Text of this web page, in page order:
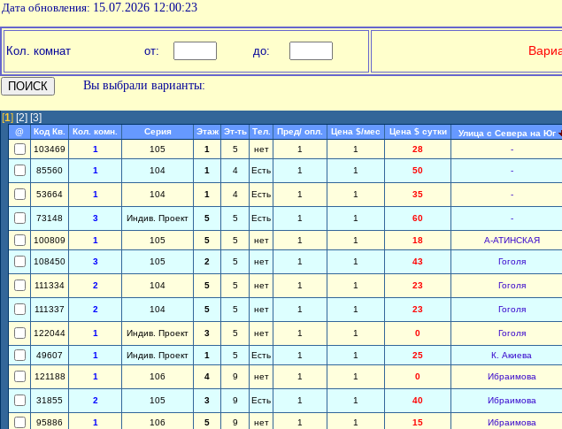
Дата обновления: 15.07.2026 12:00:23
Кол. комнат от: до:
Вы выбрали варианты:
[1] [2] [3]
@ Код Кв. Кол. комн. Серия Этаж Эт-ть Тел. Пред/ опл. Цена $/мес Цена $ сутки Улица с Севера на Юг
103469
1 105 1 5 нет 1 1 28 -
85560 1 104 1 4 Есть 1 1 50 -
53664 1 104 1 4 Есть 1 1 35 -
73148 3 Индив. Проект 5 5 Есть 1 1 60 -
100809 1 105 5 5 нет 1 1 18 А-АТИНСКАЯ
108450 3 105 2 5 нет 1 1 43 Гоголя
111334 2 104 5 5 нет 1 1 23 Гоголя
111337 2 104 5 5 нет 1 1 23 Гоголя
122044 1 Индив. Проект 3 5 нет 1 1 0 Гоголя
49607 1 Индив. Проект 1 5 Есть 1 1 25 К. Акиева
121188 1 106 4 9 нет 1 1 0 Ибраимова
31855 2 105 3 9 Есть 1 1 40 Ибраимова
95886 1 106 5 9 нет 1 1 15 Ибраимова